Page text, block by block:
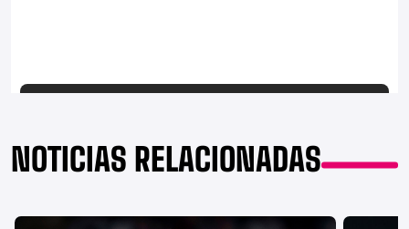
NOTICIAS RELACIONADAS